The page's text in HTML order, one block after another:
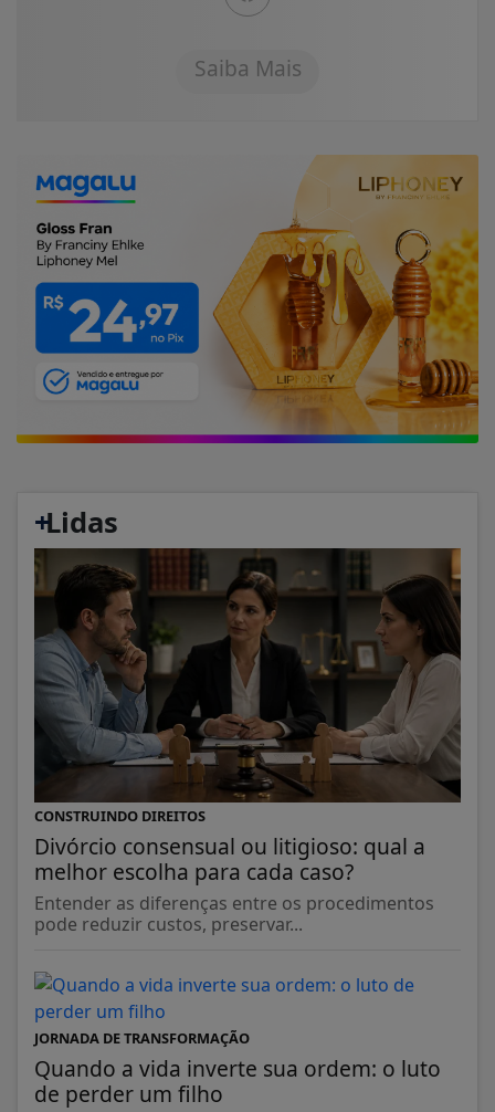
Saiba Mais
+
Lidas
CONSTRUINDO DIREITOS
Divórcio consensual ou litigioso: qual a
melhor escolha para cada caso?
Entender as diferenças entre os procedimentos
pode reduzir custos, preservar...
JORNADA DE TRANSFORMAÇÃO
Quando a vida inverte sua ordem: o luto
de perder um filho